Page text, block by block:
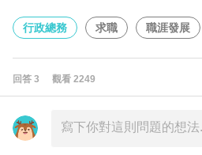
行政總務 求職 職涯發展
回答 3 觀看 2249